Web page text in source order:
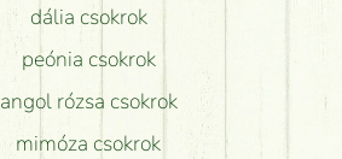
dália csokrok
peónia csokrok
angol rózsa csokrok
mimóza csokrok